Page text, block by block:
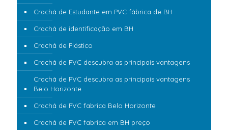
Crachá de Estudante em PVC fábrica de BH
Crachá de identificação em BH
Crachá de Plástico
Crachá de PVC descubra as principais vantagens
Crachá de PVC descubra as principais vantagens
Belo Horizonte
Crachá de PVC fabrica Belo Horizonte
Crachá de PVC fabrica em BH preço